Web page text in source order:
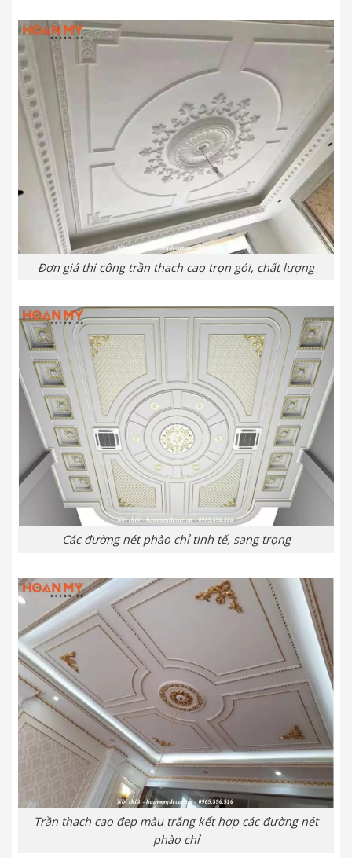
Đơn giá thi công trần thạch cao trọn gói, chất lượng
Các đường nét phào chỉ tinh tế, sang trọng
Trần thạch cao đẹp màu trắng kết hợp các đường nét
phào chỉ